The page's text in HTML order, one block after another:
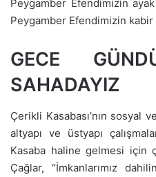
Peygamber Efendimizin
Peygamber Efendimizin
GECE
SAHADAYIZ
Çerikli Kasabası’nın sosyal
altyapı ve üstyapı
Kasaba haline gelmesi için
Çağlar, “İmkanlarımız